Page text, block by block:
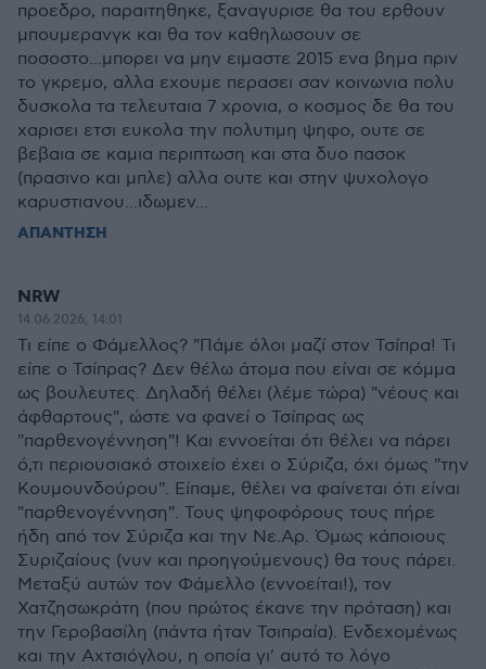
προεδρο, παραιτηθηκε, ξαναγυρισε θα του ερθουν
μπουμερανγκ και θα τον καθηλωσουν σε
ποσοστο...μπορει να μην ειμαστε 2015 ενα βημα πριν
το γκρεμο, αλλα εχουμε περασει σαν κοινωνια πολυ
δυσκολα τα τελευταια 7 χρονια, ο κοσμος δε θα του
χαρισει ετσι ευκολα την πολυτιμη ψηφο, ουτε σε
βεβαια σε καμια περιπτωση και στα δυο πασοκ
(πρασινο και μπλε) αλλα ουτε και στην ψυχολογο
καρυστιανου...ιδωμεν...
ΑΠΑΝΤΗΣΗ
NRW
14.06.2026, 14:01
Τι είπε ο Φάμελλος? "Πάμε όλοι μαζί στον Τσίπρα! Τι
είπε ο Τσίπρας? Δεν θέλω άτομα που είναι σε κόμμα
ως βουλευτες. Δηλαδή θέλει (λέμε τώρα) "νέους και
άφθαρτους", ώστε να φανεί ο Τσίπρας ως
"παρθενογέννηση"! Και εννοείται ότι θέλει να πάρει
ό,τι περιουσιακό στοιχείο έχει ο Σύριζα, όχι όμως "την
Κουμουνδούρου". Είπαμε, θέλει να φαίνεται ότι είναι
"παρθενογέννηση". Τους ψηφοφόρους τους πήρε
ήδη από τον Σύριζα και την Νε.Αρ. Όμως κάποιους
Συριζαίους (νυν και προηγούμενους) θα τους πάρει.
Μεταξύ αυτών τον Φάμελλο (εννοείται!), τον
Χατζησωκράτη (που πρώτος έκανε την πρόταση) και
την Γεροβασίλη (πάντα ήταν Τσιπραία). Ενδεχομένως
και την Αχτσιόγλου, η οποία γι' αυτό το λόγο